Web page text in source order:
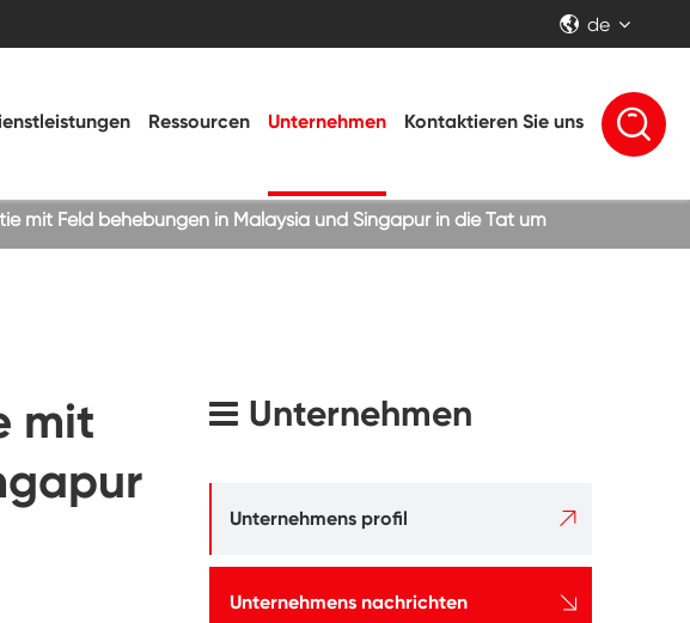
 de
Ressourcen Unternehmen Kontaktieren Sie uns 
mit Feld behebungen in Malaysia und Singapur in die Tat um
mit
Unternehmen
Unternehmens profil 
Unternehmens nachrichten 